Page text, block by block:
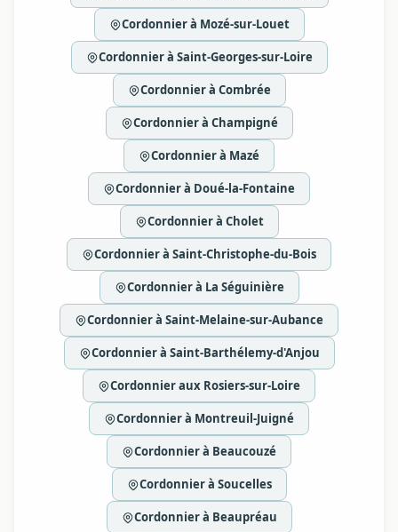
Cordonnier à Mozé-sur-Louet
Cordonnier à Saint-Georges-sur-Loire
Cordonnier à Combrée
Cordonnier à Champigné
Cordonnier à Mazé
Cordonnier à Doué-la-Fontaine
Cordonnier à Cholet
Cordonnier à Saint-Christophe-du-Bois
Cordonnier à La Séguinière
Cordonnier à Saint-Melaine-sur-Aubance
Cordonnier à Saint-Barthélemy-d'Anjou
Cordonnier aux Rosiers-sur-Loire
Cordonnier à Montreuil-Juigné
Cordonnier à Beaucouzé
Cordonnier à Soucelles
Cordonnier à Beaupréau